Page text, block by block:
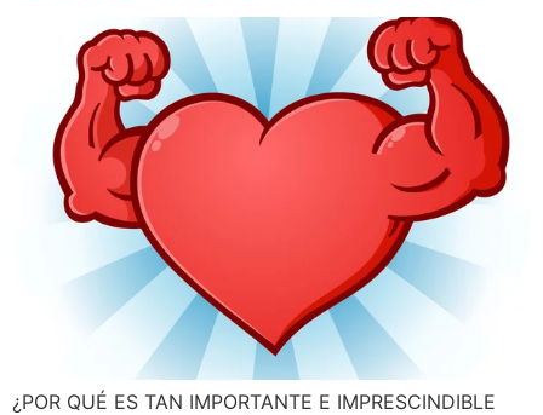
¿POR QUÉ ES TAN IMPORTANTE E IMPRESCINDIBLE